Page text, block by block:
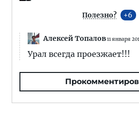
Полезно? 6
Алексей Топалов11 января
Урал всегда проезжает!!!